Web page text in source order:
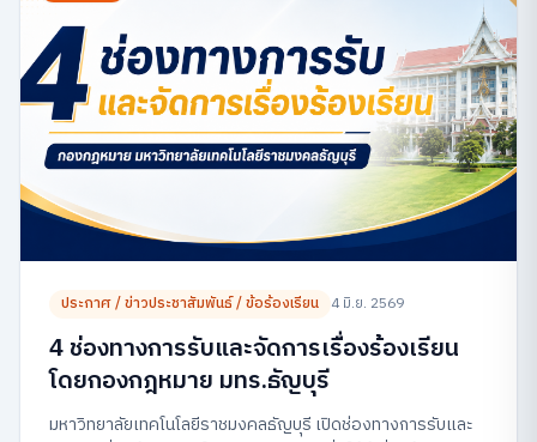
ประกาศ / ข่าวประชาสัมพันธ์ / ข้อร้องเรียน 4 มิ.ย. 2569
4 ช่องทางการรับและจัดการเรื่องร้องเรียน
โดยกองกฎหมาย มทร.ธัญบุรี
มหาวิทยาลัยเทคโนโลยีราชมงคลธัญบุรี เปิดช่องทางการรับและ